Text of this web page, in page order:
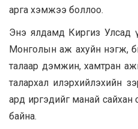
арга хэмжээ боллоо.
Энэ ялдамд Киргиз Улсад
Монголын аж ахуйн нэгж,
талаар дэмжин, хамтран
талархал илэрхийлэхийн
ард иргэдийг манай сайхан
байна.